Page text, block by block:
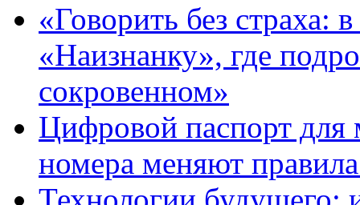
«Говорить без страха:
«Наизнанку», где
сокровенном»
Цифровой паспорт для
номера меняют